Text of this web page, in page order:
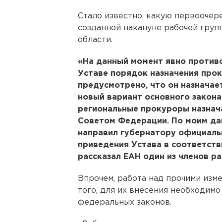
Стало известно, какую
созданной накануне рабочей
области.
«На данный момент явно
Уставе порядок назначения
предусмотрено, что он
новый вариант основного
региональные прокуроры
Советом Федерации. По моим
направил губернатору
приведения Устава в
рассказал ЕАН один из членов
Впрочем, работа над прочими
того, для их внесения
федеральных законов.